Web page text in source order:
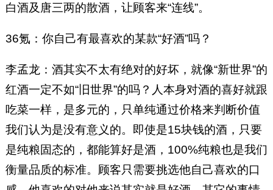
白酒及唐三两的散酒，让顾客来“连线”。
36氪：你自己有最喜欢的某款“好酒”吗？
李孟龙：酒其实不太有绝对的好坏，就像“新世界”的
红酒一定不如“旧世界”的吗？人本身对酒的喜好就跟
吃菜一样，是多元的，只单纯通过价格来判断价值
我们认为是没有意义的。即使是15块钱的酒，只要
是纯粮固态的，都能算好是酒，100%纯粮也是我们
衡量品质的标准。顾客只需要挑选他自己喜欢的口